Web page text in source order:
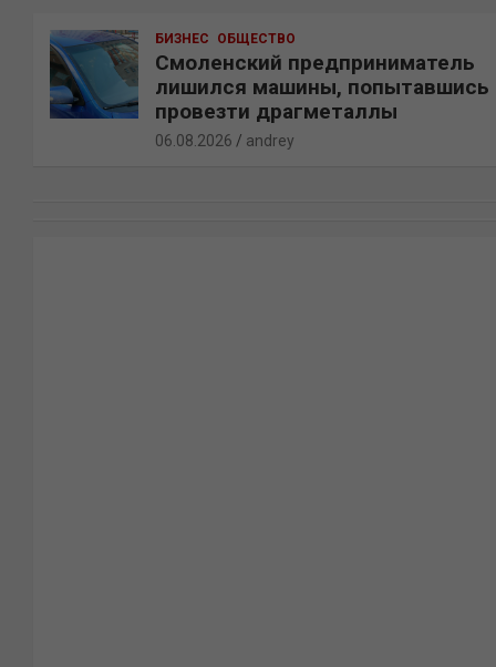
БИЗНЕС ОБЩЕСТВО
Смоленский предприниматель
лишился машины, попытавшись
провезти драгметаллы
06.08.2026 andrey